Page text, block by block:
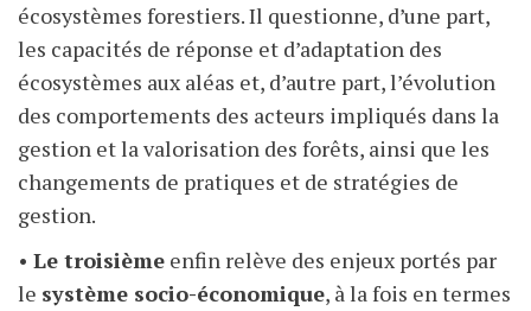
écosystèmes forestiers. Il questionne, d’une part,
les capacités de réponse et d’adaptation des
écosystèmes aux aléas et, d’autre part, l’évolution
des comportements des acteurs impliqués dans la
gestion et la valorisation des forêts, ainsi que les
changements de pratiques et de stratégies de
gestion.
• Le troisième enfin relève des enjeux portés par
le système socio-économique, à la fois en termes